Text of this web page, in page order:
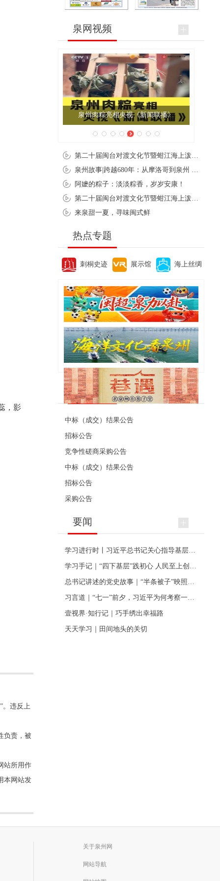
，影
。违反上
负责，被
站所用作
本网站发
泉网视频
泉州肉粽亮相央视《新闻联播》
阿嬷的粽子：淡淡粽香，岁岁安康！
来泉甜一夏，寻味闽式鲜
热点专题
刺桐史迹 展示馆 海上丝绸
便民资讯
中标（成交）结果公告
招标公告
竞争性磋商采购公告
中标（成交）结果公告
招标公告
采购公告
要闻
壹视界·知行记｜巧手绣出幸福路
天天学习｜田间地头的关切
关于泉州网
网站导航